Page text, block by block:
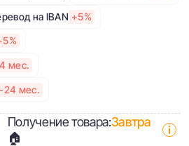
на IBAN +5%
мес.
24 мес.
Получение товара:Завтра
🏠